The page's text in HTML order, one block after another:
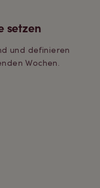
setzen
und definieren
Wochen.